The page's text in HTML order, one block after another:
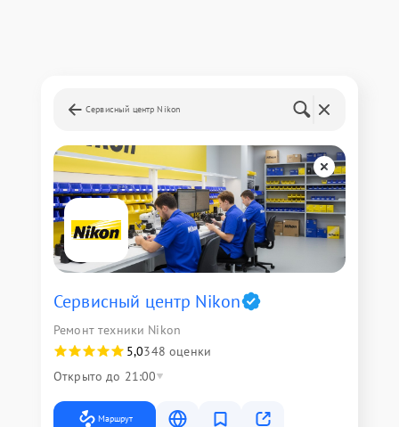
Сервисный центр Nikon
Сервисный центр Nikon
Ремонт техники Nikon
5,0348 оценки
Открыто до 21:00
Маршрут